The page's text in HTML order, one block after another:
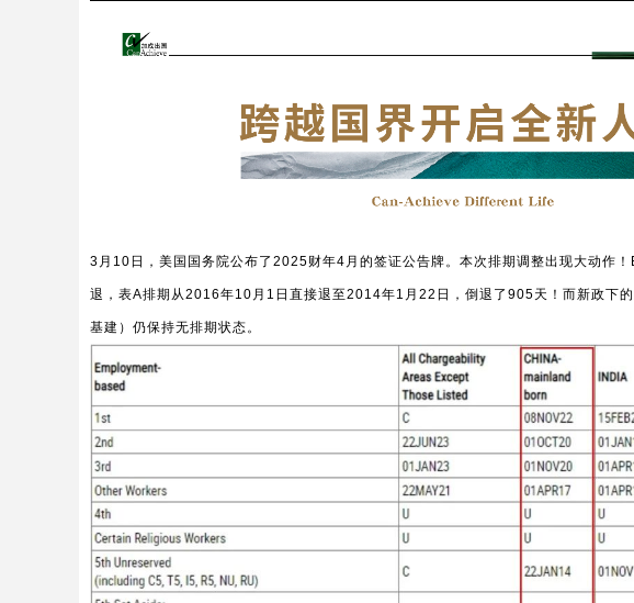
3月10日，美国国务院公布了2025财年4月的签证公告牌。本次排期调整出现大动作
退，表A排期从2016年10月1日直接退至2014年1月22日，倒退了905天！而新政下的
基建）仍保持无排期状态。